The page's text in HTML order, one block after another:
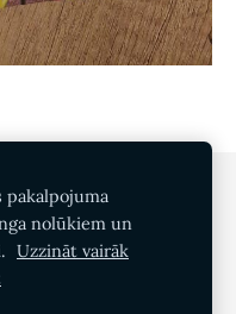
SIA
pārvalde
pakalpojuma
nolūkiem un
Uzzināt vairāk